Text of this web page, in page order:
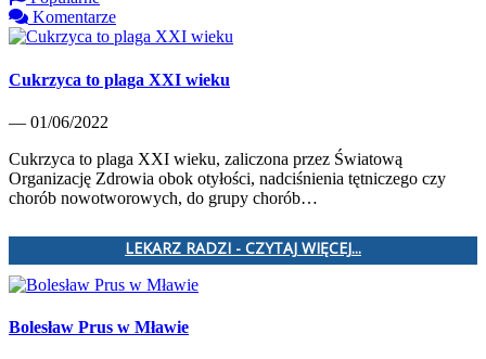
Komentarze
Cukrzyca to plaga XXI wieku
— 01/06/2022
Cukrzyca to plaga XXI wieku, zaliczona przez Światową
Organizację Zdrowia obok otyłości, nadciśnienia tętniczego czy
chorób nowotworowych, do grupy chorób…
LEKARZ RADZI - CZYTAJ WIĘCEJ...
Bolesław Prus w Mławie